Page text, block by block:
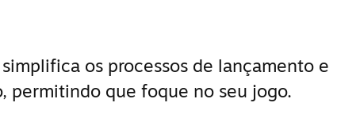
os processos de lançamento e
permitindo que foque no seu jogo.